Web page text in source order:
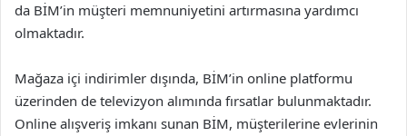
da BİM’in müşteri memnuniyetini artırmasına yardımcı
olmaktadır.
Mağaza içi indirimler dışında, BİM’in online platformu
üzerinden de televizyon alımında fırsatlar bulunmaktadır.
Online alışveriş imkanı sunan BİM, müşterilerine evlerinin